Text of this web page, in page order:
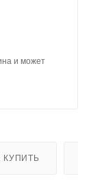
и может
КУПИТЬ